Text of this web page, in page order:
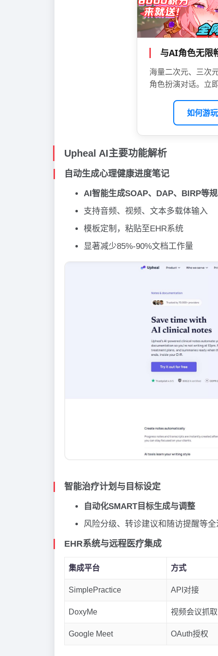
与AI角色无限
海量二次元、三次
角色扮演对话。立
如何游
Upheal AI主要功能解析
自动生成心理健康进度笔记
AI智能生成SOAP、DAP、BIRP等
支持音频、视频、文本多载体输入
模板定制，粘贴至EHR系统
显著减少85%-90%文档工作量
智能治疗计划与目标设定
自动化SMART目标生成与调整
风险分级、转诊建议和随访提醒等
EHR系统与远程医疗集成
集成平台 方式
SimplePractice API对接
DoxyMe 视频会议抓取
Google Meet OAuth授权